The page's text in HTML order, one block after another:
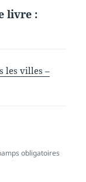
livre :
les villes –
obligatoires